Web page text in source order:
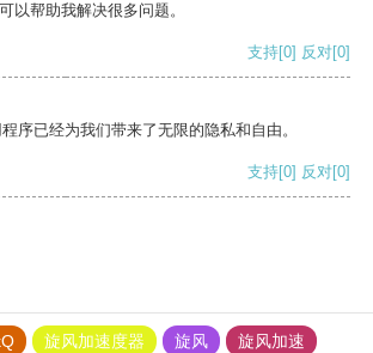
以帮助我解决很多问题。
支持[0] 反对[0]
序已经为我们带来了无限的隐私和自由。
支持[0] 反对[0]
旋风加速度器 旋风
旋风加速